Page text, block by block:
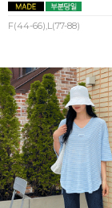
F(44-66),L(77-88)